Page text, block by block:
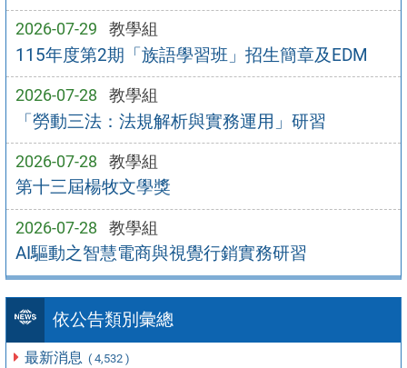
2026-07-29 教學組
115年度第2期「族語學習班」招生簡章及EDM
2026-07-28 教學組
「勞動三法：法規解析與實務運用」研習
2026-07-28 教學組
第十三屆楊牧文學獎
2026-07-28 教學組
AI驅動之智慧電商與視覺行銷實務研習
依公告類別彙總
最新消息 ( 4,532 )